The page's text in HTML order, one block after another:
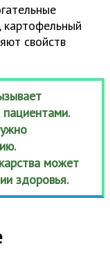
свойств
может
здоровья.